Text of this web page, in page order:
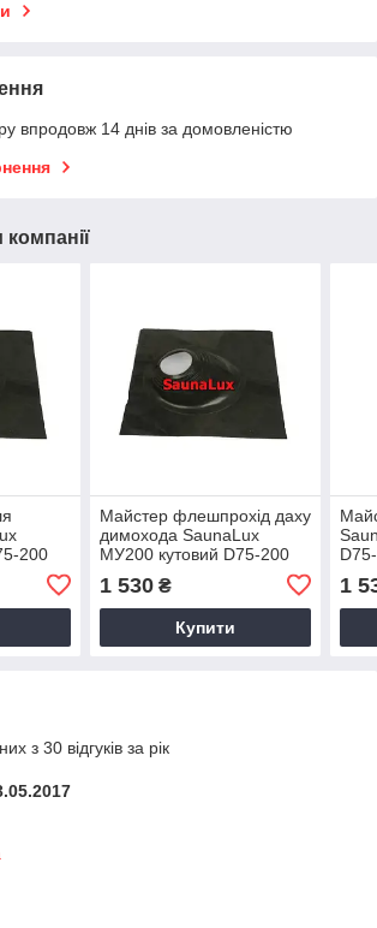
впродовж 14 днів за домовленістю
компанії
200
Майстер флешпрохід даху
димохода SaunaLux
МУ200 кутовий D75-200
1 530₴
Купити
1
з 30 відгуків за рік